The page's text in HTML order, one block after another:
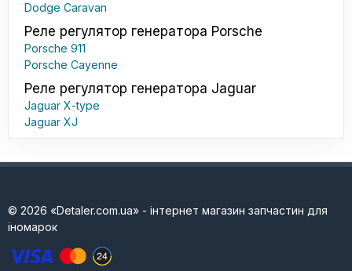
Dodge Caravan
Реле регулятор генератора Porsche
Porsche 911
Porsche Cayenne
Реле регулятор генератора Jaguar
Jaguar X-type
Jaguar XJ
© 2026 «Detaler.com.ua» - інтернет магазин запчастин для
іномарок